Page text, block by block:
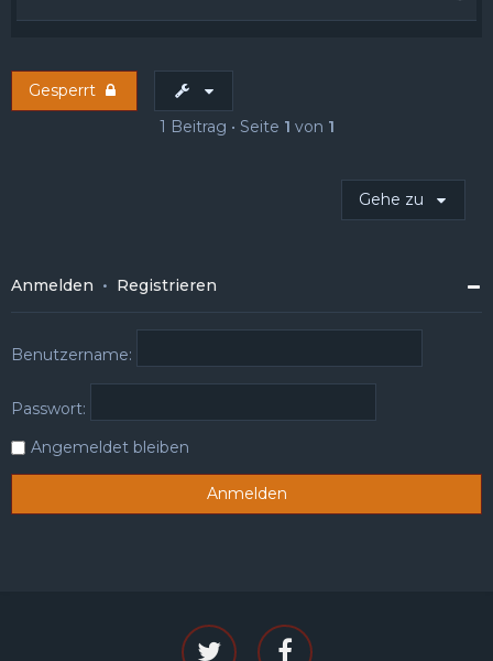
Gesperrt
1 Beitrag • Seite 1 von 1
Gehe zu
Anmelden • Registrieren
Benutzername:
Passwort:
Angemeldet bleiben